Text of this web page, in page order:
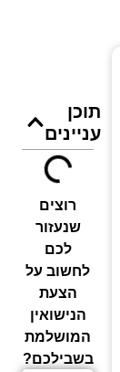
תוכן
עניינים
רוצים
שנעזור
לכם
לחשוב על
הצעת
הנישואין
המושלמת
בשבילכם?